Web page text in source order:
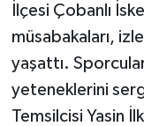
İlçesi Çobanlı
müsabakaları,
yaşattı.
yeteneklerini
Temsilcisi Yasin